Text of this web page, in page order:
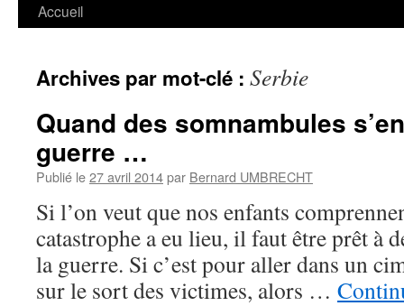
Accueil
Archives par mot-clé : Serbie
Quand des somnambules
guerre …
Publié le27 avril 2014par Bernard UMBRECHT
Si l’on veut que nos enfants
catastrophe a eu lieu, il faut être prêt à
la guerre. Si c’est pour aller dans un
sur le sort des victimes, alors …